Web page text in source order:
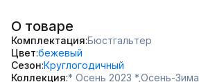
О товаре
Комплектация Бюстгальтер
Цвет бежевый
Сезон Круглогодичный
Коллекция * Осень 2023 *,Осень-Зима